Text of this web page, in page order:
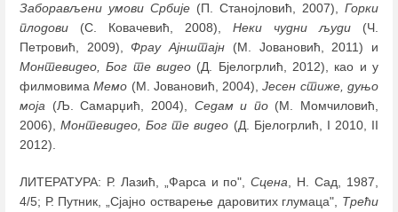
Заборављени умови Србије (П. Станојловић, 2007), Горки
плодови (С. Ковачевић, 2008), Неки чудни људи (Ч.
Петровић, 2009),Фрау Ајнштајн (М. Јовановић, 2011) и
Монтевидео, Бог те видео (Д. Бјелогрлић, 2012), као и у
филмовимаМемо (М. Јовановић, 2004),Јесен стиже, дуњо
моја (Љ. Самарџић, 2004), Седам и по(М. Момчиловић,
2006),Монтевидео, Бог те видео (Д. Бјелогрлић, I 2010, II
2012).
ЛИТЕРАТУРА: Р. Лазић, „Фарса и по",Сцена , Н. Сад, 1987,
4/5; Р. Путник, „Сјајно остварење даровитих глумаца", Трећи